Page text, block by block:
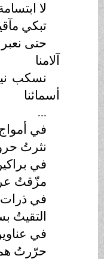
لا
تبكي
حتى نعبر
آلامنا
نسكب
أسمائنا
في أمواج
نثرتُ
في
مزّقتُ
في ذرات
التقيتُ
في عناوين
حرّرتُ